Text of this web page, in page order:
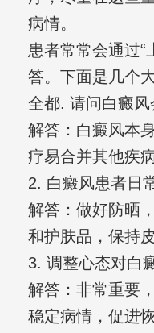
病情。
患者常常会通过“
答。下面是几个
全都. 请问白癜风
解答：白癜风本
疗易合并其他疾病
2. 白癜风患者日
解答：做好防晒
和护肤品，保持
3. 调整心态对白
解答：非常重要
稳定病情，促进恢